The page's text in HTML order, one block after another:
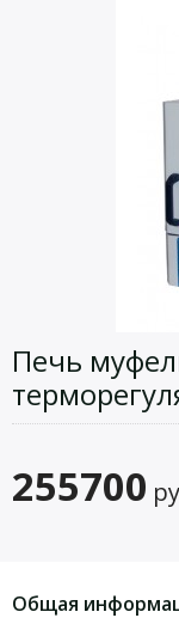
Печь
255700
Общая